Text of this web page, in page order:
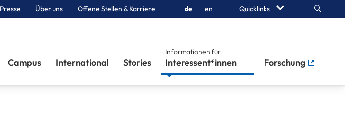
Presse Über uns Offene Stellen & Karriere de en Quicklinks Search
Campus International Stories
Informationen für
Interessent*innen Forschung